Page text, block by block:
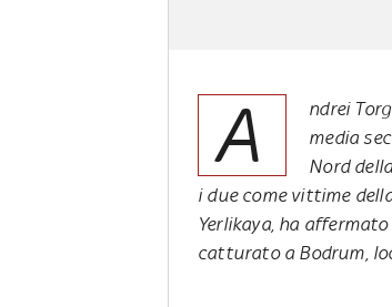
A
ndrei
media
Nord
i due come vittime
Yerlikaya, ha
catturato a Bodrum,